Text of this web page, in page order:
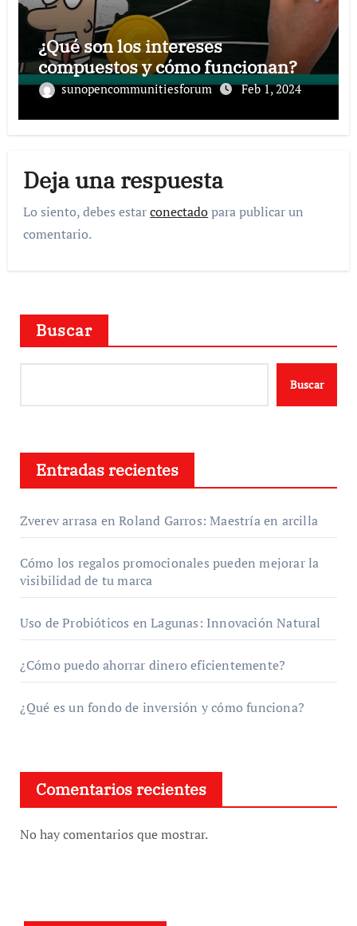
¿Qué son los intereses
compuestos y cómo funcionan?
sunopencommunitiesforum Feb 1, 2024
Deja una respuesta
Lo siento, debes estarconectadopara publicar un
comentario.
Buscar
Buscar
Entradas recientes
Zverev arrasa en Roland Garros: Maestría en arcilla
Cómo los regalos promocionales pueden mejorar la
visibilidad de tu marca
Uso de Probióticos en Lagunas: Innovación Natural
¿Cómo puedo ahorrar dinero eficientemente?
¿Qué es un fondo de inversión y cómo funciona?
Comentarios recientes
No hay comentarios que mostrar.